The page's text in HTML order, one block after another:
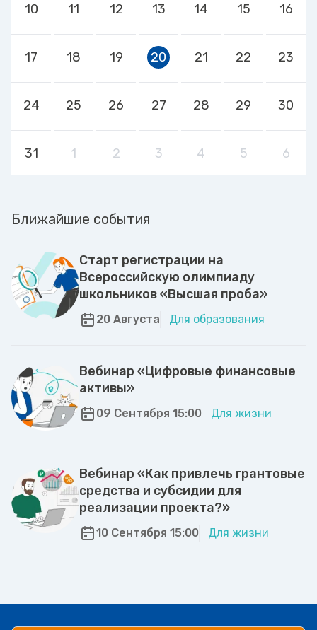
10 11 12 13 14 15 16
17 18 19 20 21 22 23
24 25 26 27 28 29 30
31 1 2 3 4 5 6
Ближайшие события
Старт регистрации на
Всероссийскую олимпиаду
школьников «Высшая проба»
20 Августа Для образования
Вебинар «Цифровые финансовые
активы»
09 Сентября 15:00 Для жизни
Вебинар «Как привлечь грантовые
средства и субсидии для
реализации проекта?»
10 Сентября 15:00 Для жизни